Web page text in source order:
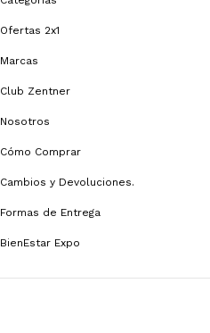
Ofertas 2x1
Marcas
Club Zentner
Nosotros
Cómo Comprar
Cambios y Devoluciones.
Formas de Entrega
BienEstar Expo